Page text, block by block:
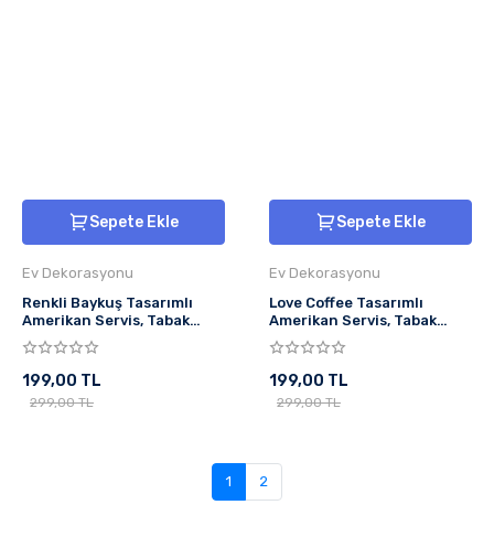
Sepete Ekle
Ev Dekorasyonu
Renkli Baykuş Tasarımlı
Amerikan Servis, Tabak
Altlığı & Şık Masa Dekoru, Ev
Hediyesi, 2 Adet
199,00 TL
299,00 TL
Sepete Ekle
Ev Dekorasyonu
Love Coffee Tasarımlı
Amerikan Servis, Tabak
Altlığı & Şık Masa Dekoru, Ev
Hediyesi, 2 Adet
199,00 TL
299,00 TL
1 2